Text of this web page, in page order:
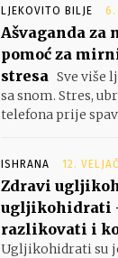
LJEKOVITO BILJE 6.
Ašvaganda za
pomoć za
stresa Sve više
sa snom. Stres,
telefona prije
ISHRANA 12.
Zdravi
ugljikohidrati
razlikovati i
Ugljikohidrati su